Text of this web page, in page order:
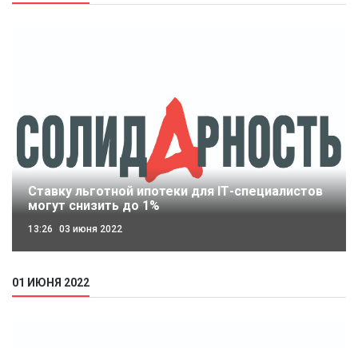
Ставку льготной ипотеки для IТ-специалистов
могут снизить до 1%
13:26 03 июня 2022
01 ИЮНЯ 2022